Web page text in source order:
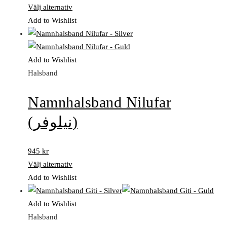
Välj alternativ
Add to Wishlist
Add to Wishlist
Halsband
Namnhalsband Nilufar
(نیلوفر)
945 kr
Välj alternativ
Add to Wishlist
Add to Wishlist
Halsband